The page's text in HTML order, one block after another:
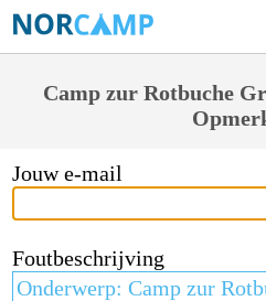
Camp zur Rotbuche
Jouw e-mail
Foutbeschrijving